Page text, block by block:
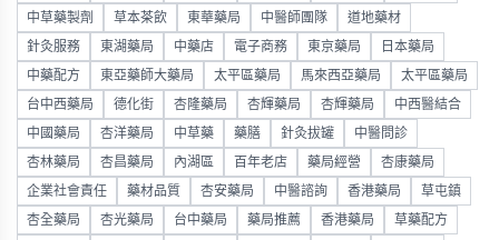
中草藥製劑 草本茶飲 東華藥局 中醫師團隊 道地藥材
針灸服務 東湖藥局 中藥店 電子商務 東京藥局 日本藥局
中藥配方 東亞藥師大藥局 太平區藥局 馬來西亞藥局 太平區藥局
台中西藥局 德化街 杏隆藥局 杏輝藥局 杏輝藥局 中西醫結合
中國藥局 杏洋藥局 中草藥 藥膳 針灸拔罐 中醫問診
杏林藥局 杏昌藥局 內湖區 百年老店 藥局經營 杏康藥局
企業社會責任 藥材品質 杏安藥局 中醫諮詢 香港藥局 草屯鎮
杏全藥局 杏光藥局 台中藥局 藥局推薦 香港藥局 草藥配方